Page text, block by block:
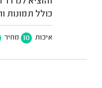
כולל תמונות
איכות 10 מחיר